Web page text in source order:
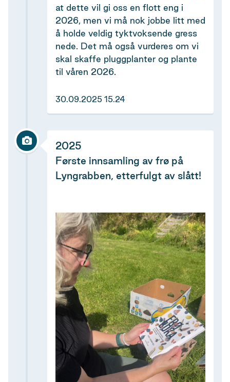
at dette vil gi oss en flott eng i
2026, men vi må nok jobbe litt med
å holde veldig tyktvoksende gress
nede. Det må også vurderes om vi
skal skaffe pluggplanter og plante
til våren 2026.
30.09.2025 15.24
2025
Første innsamling av frø på
Lyngrabben, etterfulgt av slått!